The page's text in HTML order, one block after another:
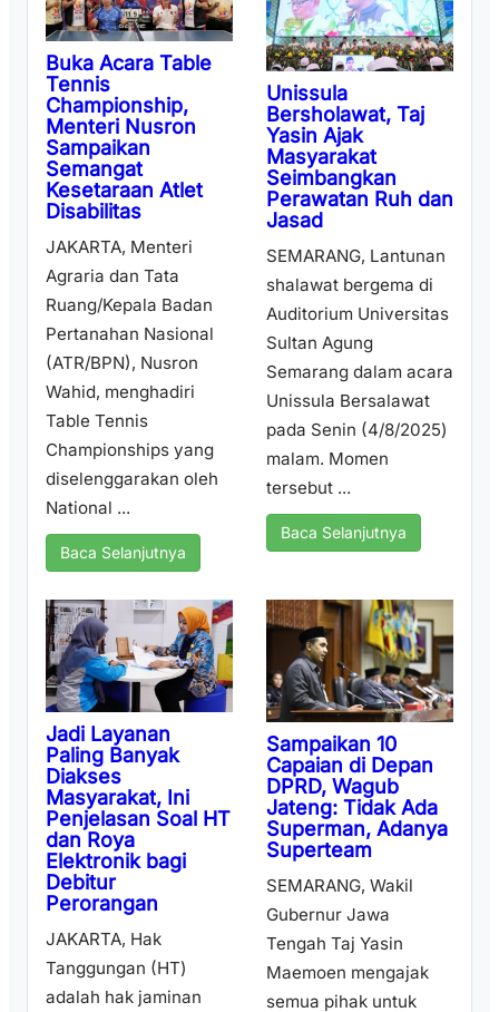
Buka Acara Table
Tennis
Championship,
Menteri Nusron
Sampaikan
Semangat
Kesetaraan Atlet
Disabilitas
JAKARTA, Menteri
Agraria dan Tata
Ruang/Kepala Badan
Pertanahan Nasional
(ATR/BPN), Nusron
Wahid, menghadiri
Table Tennis
Championships yang
diselenggarakan oleh
National ...
Baca Selanjutnya
Unissula
Bersholawat, Taj
Yasin Ajak
Masyarakat
Seimbangkan
Perawatan Ruh dan
Jasad
SEMARANG, Lantunan
shalawat bergema di
Auditorium Universitas
Sultan Agung
Semarang dalam acara
Unissula Bersalawat
pada Senin (4/8/2025)
malam. Momen
tersebut ...
Baca Selanjutnya
Jadi Layanan
Paling Banyak
Diakses
Masyarakat, Ini
Penjelasan Soal HT
dan Roya
Elektronik bagi
Debitur
Perorangan
JAKARTA, Hak
Tanggungan (HT)
adalah hak jaminan
Sampaikan 10
Capaian di Depan
DPRD, Wagub
Jateng: Tidak Ada
Superman, Adanya
Superteam
SEMARANG, Wakil
Gubernur Jawa
Tengah Taj Yasin
Maemoen mengajak
semua pihak untuk